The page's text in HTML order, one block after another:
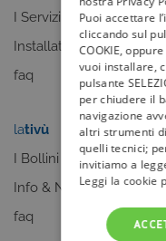
I Servizi
Installatori
faq
lativù
I Bollini
Info & News
faq
Puoi accettare
cliccando sul
COOKIE,
vuoi installare,
pulsante
per chiudere il
navigazione
altri strumenti
quelli tecnici;
invitiamo a
Leggi la cookie